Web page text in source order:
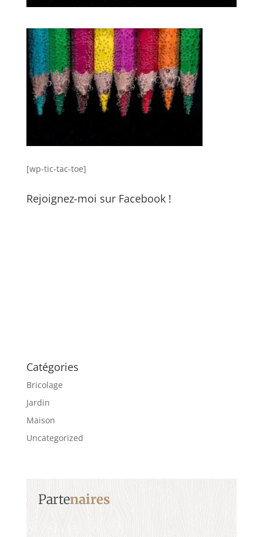
[wp-tic-tac-toe]
Rejoignez-moi sur Facebook !
Catégories
Bricolage
Jardin
Maison
Uncategorized
Partenaires